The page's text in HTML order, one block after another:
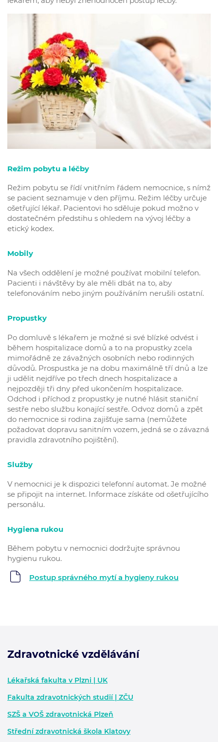
Režim pobytu a léčby
Režim pobytu se řídí vnitřním řádem nemocnice, s nímž
se pacient seznamuje v den příjmu. Režim léčby určuje
ošetřující lékař. Pacientovi ho sděluje pokud možno v
dostatečném předstihu s ohledem na vývoj léčby a
etický kodex.
Mobily
Na všech oddělení je možné používat mobilní telefon.
Pacienti i návštěvy by ale měli dbát na to, aby
telefonováním nebo jiným používáním nerušili ostatní.
Propustky
Po domluvě s lékařem je možné si své blízké odvést i
během hospitalizace domů a to na propustky zcela
mimořádně ze závažných osobních nebo rodinných
důvodů. Prospustka je na dobu maximálně tří dnů a lze
ji udělit nejdříve po třech dnech hospitalizace a
nejpozději tři dny před ukončením hospitalizace.
Odchod i příchod z propustky je nutné hlásit staniční
sestře nebo službu konající sestře. Odvoz domů a zpět
do nemocnice si rodina zajišťuje sama (nemůžete
požadovat dopravu sanitním vozem, jedná se o závazná
pravidla zdravotního pojištění).
Služby
V nemocnici je k dispozici telefonní automat. Je možné
se připojit na internet. Informace získáte od ošetřujícího
personálu.
Hygiena rukou
Během pobytu v nemocnici dodržujte správnou
hygienu rukou.
Postup správného mytí a hygieny rukou
Zdravotnické vzdělávání
Lékařská fakulta v Plzni | UK
Fakulta zdravotnických studií | ZČU
SZŠ a VOŠ zdravotnická Plzeň
Střední zdravotnická škola Klatovy